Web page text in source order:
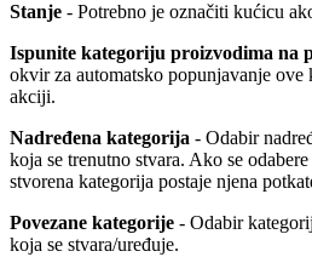
Stanje - Potrebno je označiti kućicu
Ispunite kategoriju proizvodima na
okvir za automatsko popunjavanje ove
akciji.
Nadređena kategorija - Odabir
koja se trenutno stvara. Ako se
stvorena kategorija postaje njena
Povezane kategorije - Odabir
koja se stvara/uređuje.